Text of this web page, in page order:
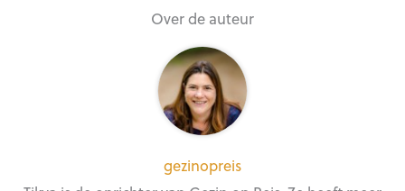
Over de auteur
gezinopreis